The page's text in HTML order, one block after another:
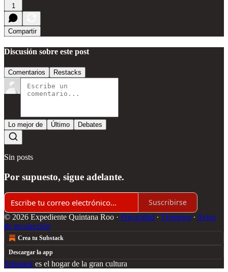
1
Compartir
Discusión sobre este post
Comentarios Restacks
Lo mejor de Último Debates
Sin posts
Por supuesto, sigue adelante.
Suscribirse
© 2026 Expediente Quintana Roo · Privacidad ∙ Términos ∙ Aviso
de recolección
Crea tu Substack
Descargar la app
Substack es el hogar de la gran cultura